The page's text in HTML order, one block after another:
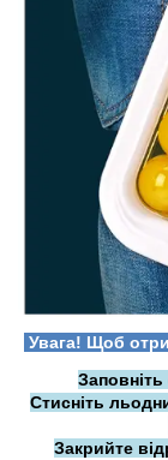
Увага! Щоб
Стисніть
Закрийте